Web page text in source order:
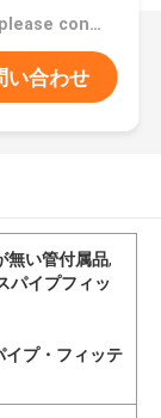
価格：Order please contact customer service
い合わせ
無い管付属品,
パイプフィッ
イプ・フィッテ